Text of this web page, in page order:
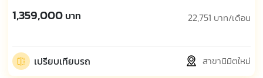
1,359,000 บาท 22,751 บาท/เดือน
เปรียบเทียบรถ สาขานิมิตใหม่